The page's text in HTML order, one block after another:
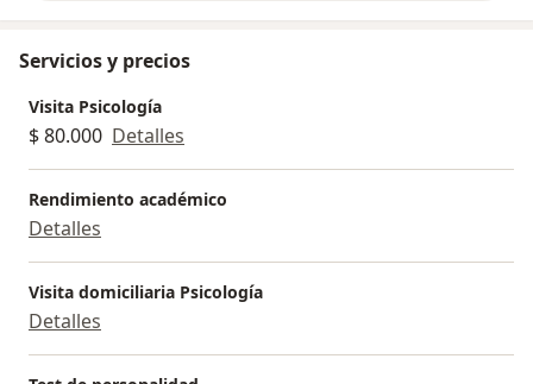
Servicios y precios
Visita Psicología
$ 80.000 Detalles
Rendimiento académico
Detalles
Visita domiciliaria Psicología
Detalles